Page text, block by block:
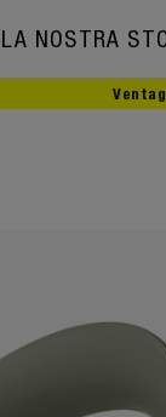
LA NOSTRA
La nostra storia